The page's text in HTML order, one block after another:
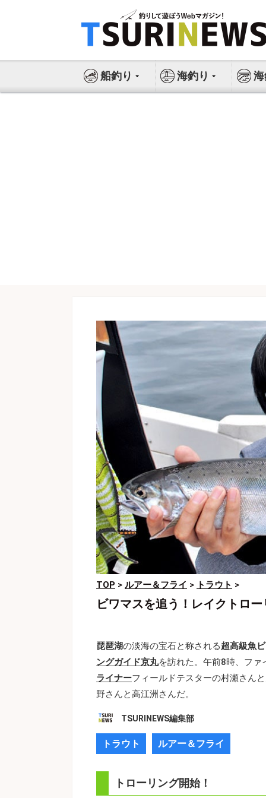
ス
船釣り 海釣り
TOP > ルアー＆フライ > トラウト >
ビワマスを追う！レイクトロ
琵琶湖の淡海の宝石と称される超高級魚
ングガイド京丸を訪れた。午前8時、ファ
ライナーフィールドテスターの村瀬さん
野さんと高江洲さんだ。
TSURINEWS編集部
トラウト ルアー＆フライ
トローリング開始！